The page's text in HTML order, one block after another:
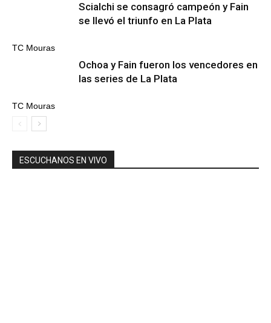
TC Mouras
Scialchi se consagró campeón y Fain
se llevó el triunfo en La Plata
TC Mouras
Ochoa y Fain fueron los vencedores en
las series de La Plata
ESCUCHANOS EN VIVO